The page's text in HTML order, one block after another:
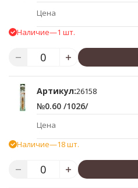
Цена
Наличие—1 шт.
Артикул:26158
№0.60 /1026/
Цена
Наличие—18 шт.